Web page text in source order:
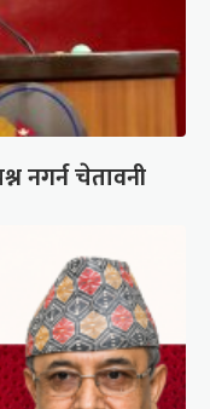
नगर्न चेतावनी